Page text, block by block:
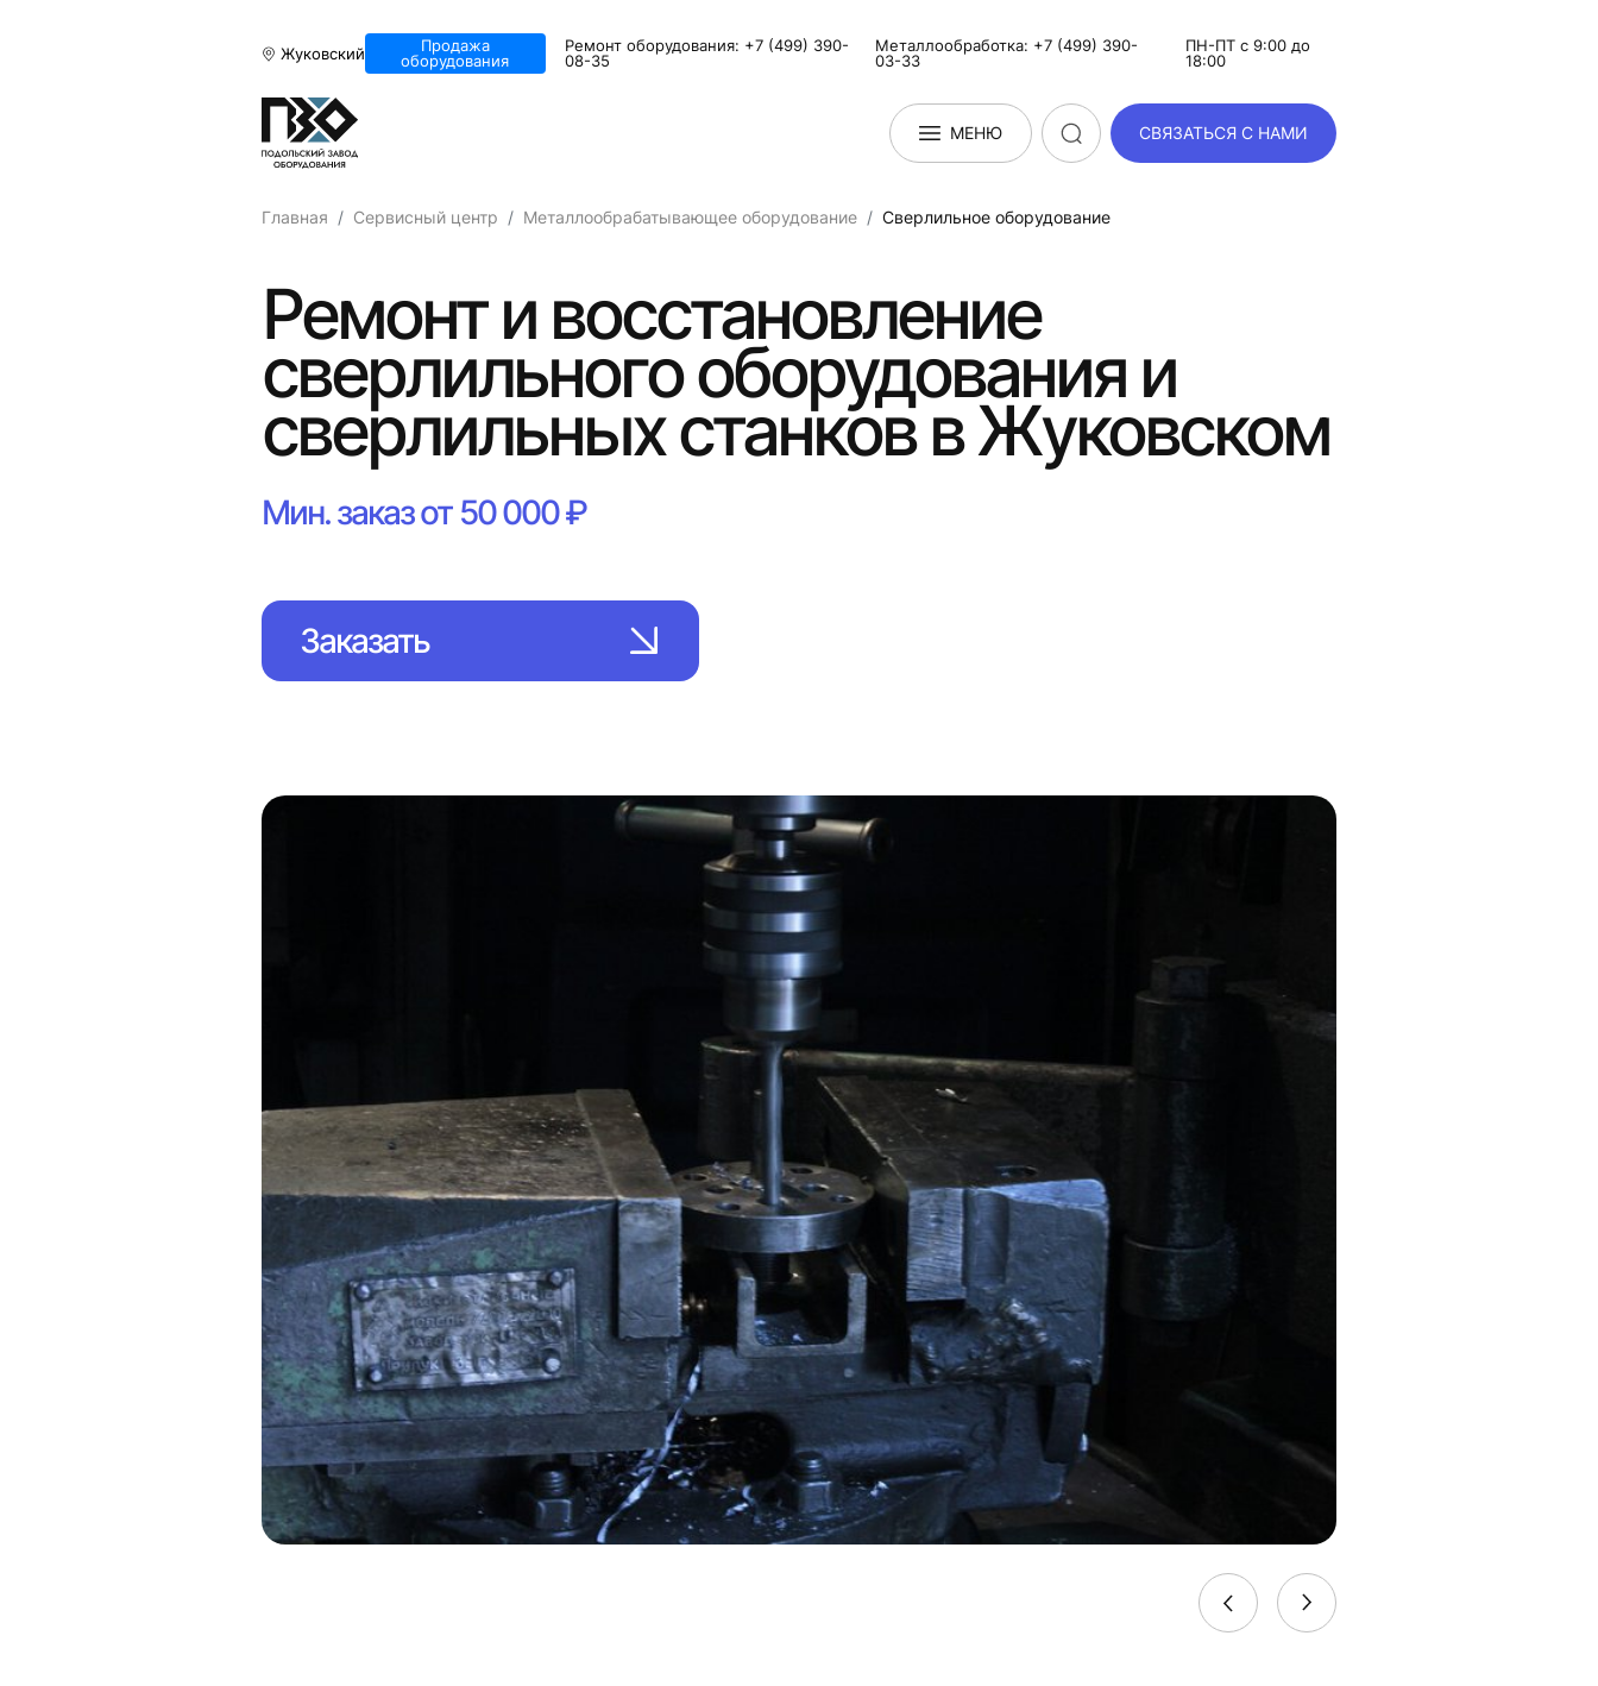
Жуковский
Продажа
оборудования
Ремонт оборудования: +7 (499) 390-
08-35
Металлообработка: +7 (499) 390-
03-33
ПН-ПТ с 9:00 до
18:00
МЕНЮ СВЯЗАТЬСЯ С НАМИ
Главная Сервисный центр Металлообрабатывающее оборудование Сверлильное оборудование
Ремонт и восстановление
сверлильного оборудования и
сверлильных станков в Жуковском
Мин. заказ от 50 000 ₽
Заказать